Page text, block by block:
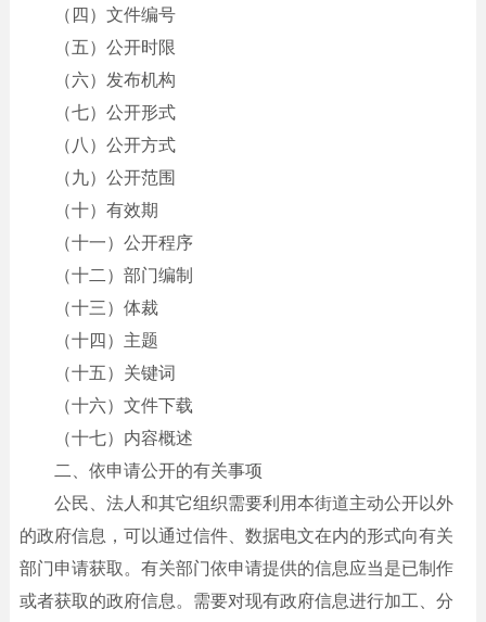
（四）文件编号
（五）公开时限
（六）发布机构
（七）公开形式
（八）公开方式
（九）公开范围
（十）有效期
（十一）公开程序
（十二）部门编制
（十三）体裁
（十四）主题
（十五）关键词
（十六）文件下载
（十七）内容概述
二、依申请公开的有关事项
公民、法人和其它组织需要利用本街道主动公开以外
的政府信息，可以通过信件、数据电文在内的形式向有关
部门申请获取。有关部门依申请提供的信息应当是已制作
或者获取的政府信息。需要对现有政府信息进行加工、分